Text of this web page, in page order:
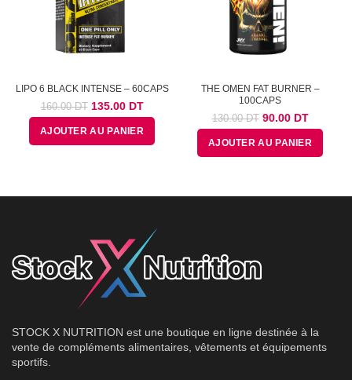
LIPO 6 BLACK INTENSE – 60CAPS
160.00DT Le
prix
initial
était :
135.00DTLe
prix
actuel
est :
AJOUTER AU PANIER
THE OMEN FAT BURNER –
100CAPS
130.00DT Le
prix
initial
était :
90.00DTLe
prix
actuel
est :
AJOUTER AU PANIER
STOCK X NUTRITION est une boutique en ligne destinée à la
vente de compléments alimentaires, vêtements et équipements
sportifs.